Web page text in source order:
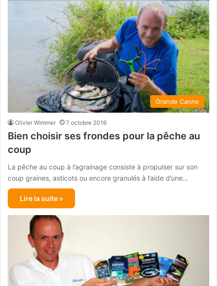
Grande Canne
Olivier Wimmer 7 octobre 2016
Bien choisir ses frondes pour la pêche au
coup
La pêche au coup à l’agrainage consiste à propulser sur son
coup graines, asticots ou encore granulés à l’aide d’une…
Lire la suite »